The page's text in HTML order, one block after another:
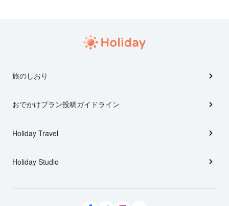
旅のしおり
おでかけプラン投稿ガイドライン
Holiday Travel
Holiday Studio